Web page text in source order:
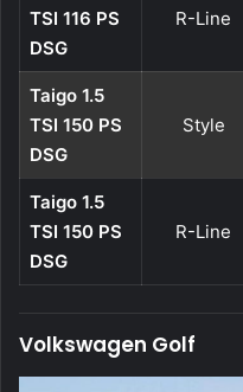
TSI 116 PS
DSG
R-Line
Taigo 1.5
TSI 150 PS
DSG
Style
Taigo 1.5
TSI 150 PS
DSG
R-Line
Volkswagen Golf